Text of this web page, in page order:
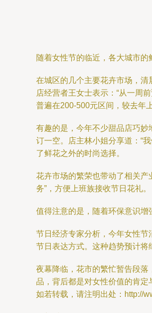
随着女性节的临近，各大城市
在城区的几个主要花卉市场，
店经营者王女士表示：“从一周
普遍在200-500元区间，较去年
有趣的是，今年不少甜品店巧妙
订一空。店主林小姐分享道：“
了鲜花之外的时尚选择。
花卉市场的繁荣也带动了相关产
务”，方便上班族接收节日花礼。
值得注意的是，随着环保意识增
节日经济专家分析，今年女性节
节日表达方式。这种趋势预计将
夜幕降临，花市的繁忙暂告段
品，背后都是对女性价值的肯定
如若转载，请注明出处：http://